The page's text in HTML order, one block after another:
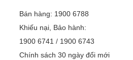
Bán hàng: 1900 6788
Khiếu nại, Bảo hành:
1900 6741 / 1900 6743
Chính sách 30 ngày đổi mới